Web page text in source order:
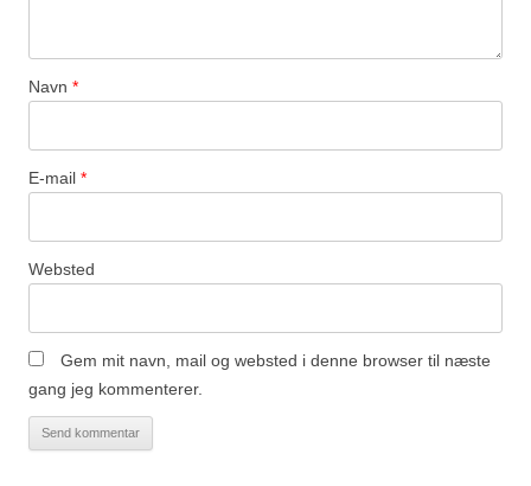
Navn *
E-mail *
Websted
Gem mit navn, mail og websted i denne browser til næste
gang jeg kommenterer.